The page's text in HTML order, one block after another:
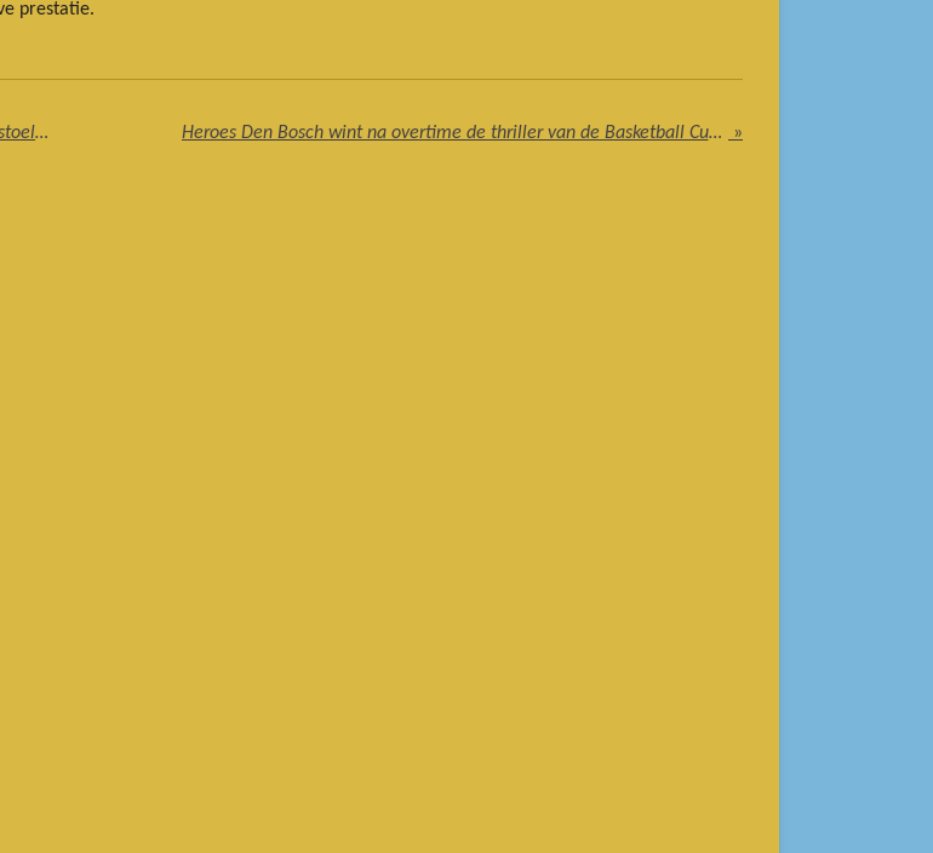
prestatie.
Rotterdam Basketbal wint overtuigend de Basketball Cup in rolstoelbasketbalfinale tegen Sunrise Medical Heroes Den Bosch wint na overtime de thriller van de Basketball Cup finale 2025 »